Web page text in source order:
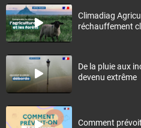
Climadiag
réchauffement
De la pluie aux
devenu extrême
Comment